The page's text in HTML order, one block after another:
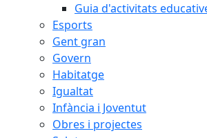
Guia d'activitats
Esports
Gent gran
Govern
Habitatge
Igualtat
Infància i Joventut
Obres i projectes